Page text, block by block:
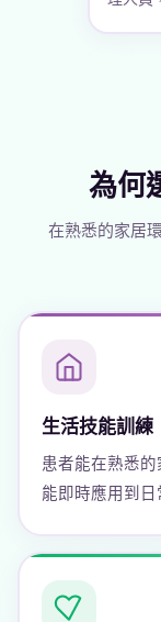
為何
在熟悉的家居
生活技能訓練
患者能在熟悉
能即時應用到日